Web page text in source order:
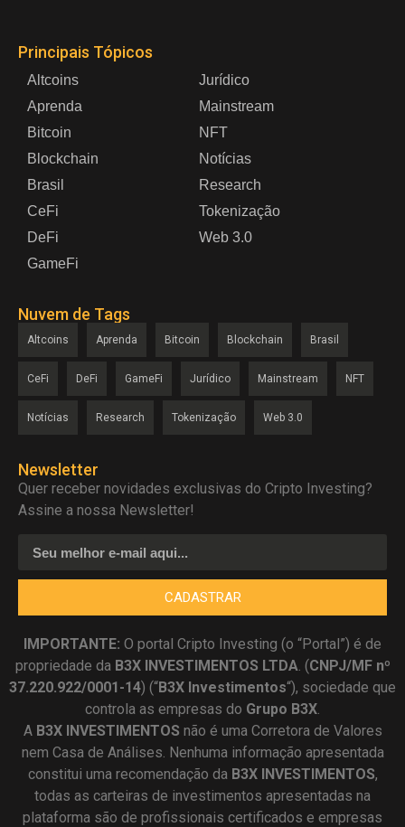
Principais Tópicos
Altcoins
Aprenda
Bitcoin
Blockchain
Brasil
CeFi
DeFi
GameFi
Jurídico
Mainstream
NFT
Notícias
Research
Tokenização
Web 3.0
Nuvem de Tags
Altcoins Aprenda Bitcoin Blockchain Brasil
CeFi DeFi GameFi Jurídico Mainstream NFT
Notícias Research Tokenização Web 3.0
Newsletter
Quer receber novidades exclusivas do Cripto Investing?
Assine a nossa Newsletter!
CADASTRAR
IMPORTANTE: O portal Cripto Investing (o “Portal”) é de
propriedade da B3X INVESTIMENTOS LTDA. (CNPJ/MF nº
37.220.922/0001-14) (“B3X Investimentos“), sociedade que
controla as empresas do Grupo B3X.
A B3X INVESTIMENTOS não é uma Corretora de Valores
nem Casa de Análises. Nenhuma informação apresentada
constitui uma recomendação da B3X INVESTIMENTOS,
todas as carteiras de investimentos apresentadas na
plataforma são de profissionais certificados e empresas